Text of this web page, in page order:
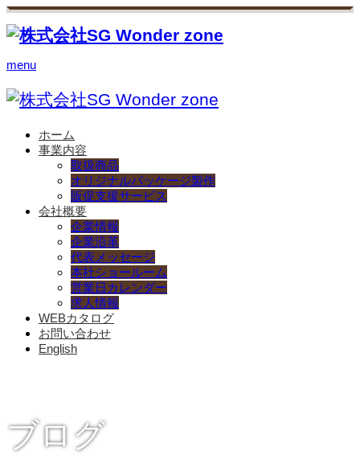
menu
ホーム
事業内容
取扱商品
オリジナルパッケージ製作
販促支援サービス
会社概要
企業情報
企業沿革
代表メッセージ
本社ショールーム
営業日カレンダー
求人情報
WEBカタログ
お問い合わせ
English
ブログ